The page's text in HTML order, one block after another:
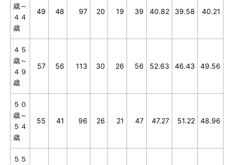
歳～
４４
歳
49 48 97 20 19 39 40.82 39.58 40.21
４５
歳～
４９
歳
57 56 113 30 26 56 52.63 46.43 49.56
５０
歳～
５４
歳
55 41 96 26 21 47 47.27 51.22 48.96
５５